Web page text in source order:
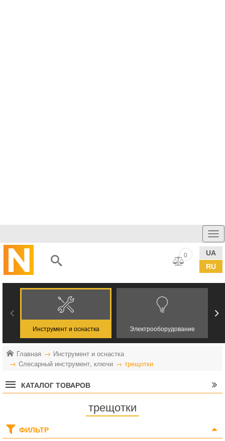
UA
RU
0
Инструмент и оснастка Электрооборудование
Главная
Инструмент и оснастка
Cлесарный инструмент, ключи
трещотки
КАТАЛОГ ТОВАРОВ
трещотки
ФИЛЬТР